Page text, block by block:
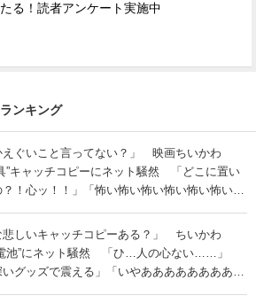
る！読者アンケート実施中
ンキング
えぐいこと言ってない？」 映画ちいかわ
”キャッチコピーにネット騒然 「どこに置い
！心ッ！！」「怖い怖い怖い怖い怖い怖い怖
悲しいキャッチコピーある？」 ちいかわ
池”にネット騒然 「ひ…人の心ない……」
いグッズで震える」「いやあああああああああ